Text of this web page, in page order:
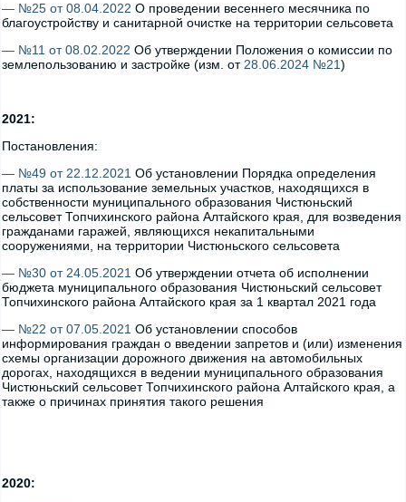
— №25 от 08.04.2022 О проведении весеннего месячника по
благоустройству и санитарной очистке на территории сельсовета
— №11 от 08.02.2022 Об утверждении Положения о комиссии по
землепользованию и застройке (изм. от 28.06.2024 №21)
2021:
Постановления:
— №49 от 22.12.2021 Об установлении Порядка определения
платы за использование земельных участков, находящихся в
собственности муниципального образования Чистюньский
сельсовет Топчихинского района Алтайского края, для возведения
гражданами гаражей, являющихся некапитальными
сооружениями, на территории Чистюньского сельсовета
— №30 от 24.05.2021 Об утверждении отчета об исполнении
бюджета муниципального образования Чистюньский сельсовет
Топчихинского района Алтайского края за 1 квартал 2021 года
— №22 от 07.05.2021 Об установлении способов
информирования граждан о введении запретов и (или) изменения
схемы организации дорожного движения на автомобильных
дорогах, находящихся в ведении муниципального образования
Чистюньский сельсовет Топчихинского района Алтайского края, а
также о причинах принятия такого решения
2020: